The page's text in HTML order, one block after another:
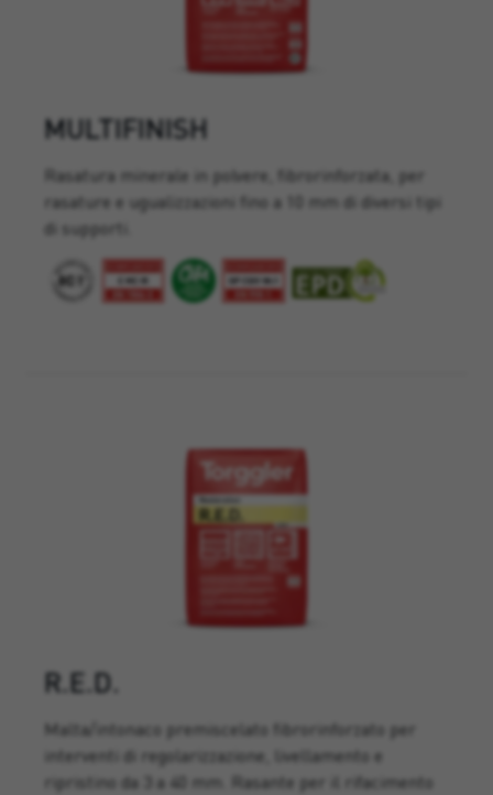
MULTIFINISH
Rasatura minerale in polvere, fibrorinforzata, per
rasature e ugualizzazioni fino a 10 mm di diversi tipi
di supporti.
R.E.D.
Malta/intonaco premiscelato fibrorinforzato per
interventi di regolarizzazione, livellamento e
ripristino da 3 a 40 mm. Rasante per il rifacimento